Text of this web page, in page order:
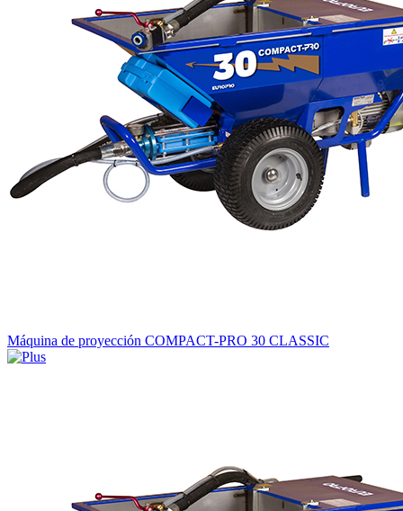
Máquina de proyección COMPACT-PRO 30 CLASSIC